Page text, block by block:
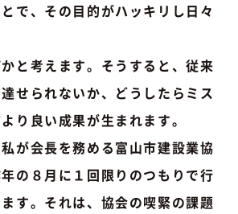
で、その目的がハッキリし日々
と考えます。そうすると、従来
せられないか、どうしたらミス
り良い成果が生まれます。
が会長を務める富山市建設業協
の８月に１回限りのつもりで行
す。それは、協会の喫緊の課題